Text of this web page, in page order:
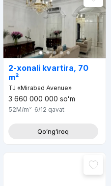
2-xonali kvartira, 70
m²
TJ «Mirabad Avenue»
3 660 000 000 soʻm
52M/m² 6/12 qavat
Qoʻngʻiroq